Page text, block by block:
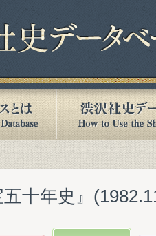
十年史』